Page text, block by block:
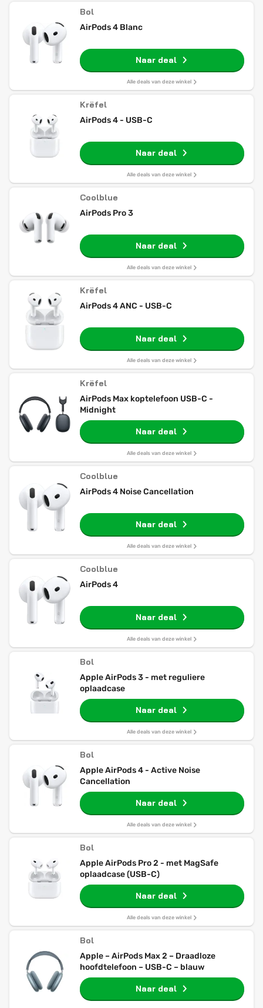
Bol
AirPods 4 Blanc
Naar deal
Alle deals van deze winkel
Krëfel
AirPods 4 - USB-C
Naar deal
Alle deals van deze winkel
Coolblue
AirPods Pro 3
Naar deal
Alle deals van deze winkel
Krëfel
AirPods 4 ANC - USB-C
Naar deal
Alle deals van deze winkel
Krëfel
AirPods Max koptelefoon USB-C -
Midnight
Naar deal
Alle deals van deze winkel
Coolblue
AirPods 4 Noise Cancellation
Naar deal
Alle deals van deze winkel
Coolblue
AirPods 4
Naar deal
Alle deals van deze winkel
Bol
Apple AirPods 3 - met reguliere
oplaadcase
Naar deal
Alle deals van deze winkel
Bol
Apple AirPods 4 - Active Noise
Cancellation
Naar deal
Alle deals van deze winkel
Bol
Apple AirPods Pro 2 - met MagSafe
oplaadcase (USB-C)
Naar deal
Alle deals van deze winkel
Bol
Apple – AirPods Max 2 – Draadloze
hoofdtelefoon – USB-C – blauw
Naar deal